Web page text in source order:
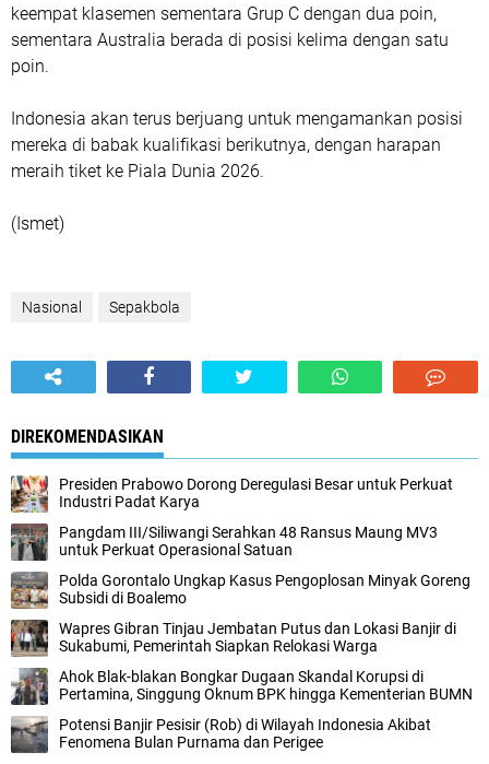
keempat klasemen sementara Grup C dengan dua poin,
sementara Australia berada di posisi kelima dengan satu
poin.
Indonesia akan terus berjuang untuk mengamankan posisi
mereka di babak kualifikasi berikutnya, dengan harapan
meraih tiket ke Piala Dunia 2026.
(Ismet)
Nasional Sepakbola
DIREKOMENDASIKAN
Presiden Prabowo Dorong Deregulasi Besar untuk Perkuat
Industri Padat Karya
Pangdam III/Siliwangi Serahkan 48 Ransus Maung MV3
untuk Perkuat Operasional Satuan
Polda Gorontalo Ungkap Kasus Pengoplosan Minyak Goreng
Subsidi di Boalemo
Wapres Gibran Tinjau Jembatan Putus dan Lokasi Banjir di
Sukabumi, Pemerintah Siapkan Relokasi Warga
Ahok Blak-blakan Bongkar Dugaan Skandal Korupsi di
Pertamina, Singgung Oknum BPK hingga Kementerian BUMN
Potensi Banjir Pesisir (Rob) di Wilayah Indonesia Akibat
Fenomena Bulan Purnama dan Perigee